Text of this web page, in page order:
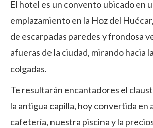
El hotel es un convento ubicado en
emplazamiento en la Hoz del
de escarpadas paredes y frondosa
afueras de la ciudad, mirando hacia
colgadas.
Te resultarán encantadores el
la antigua capilla, hoy convertida en
cafetería, nuestra piscina y la